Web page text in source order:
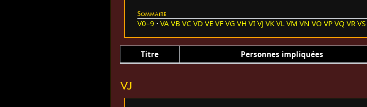
Sommaire
V0–9 VA VB VC VD VE VF VG VH VI VJ VK VL VM VN VO VP VQ VR VS
Titre Personnes impliquées
VJ